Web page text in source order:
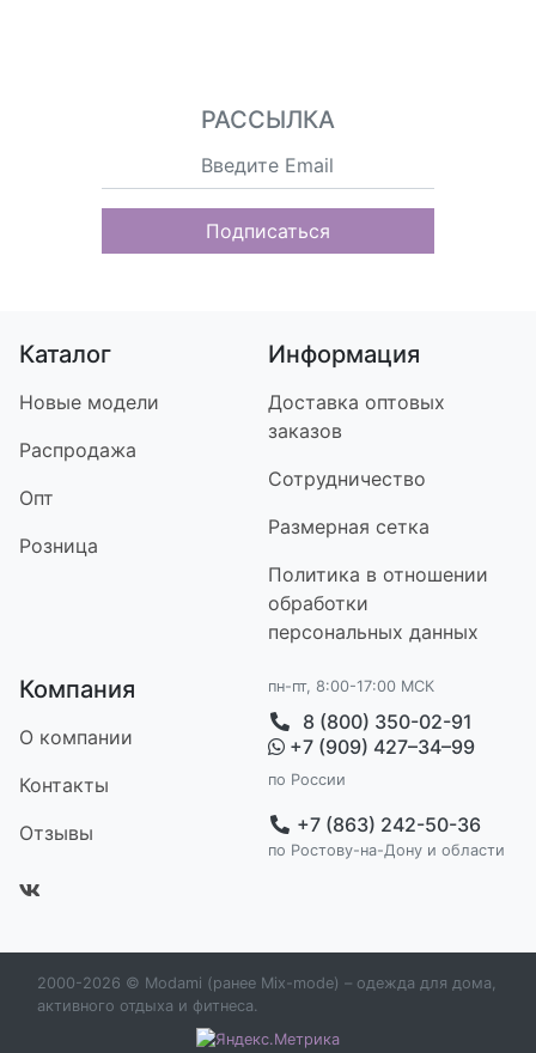
РАССЫЛКА
Подписаться
Каталог
Новые модели
Распродажа
Опт
Розница
Информация
Доставка оптовых
заказов
Сотрудничество
Размерная сетка
Политика в отношении
обработки
персональных данных
Компания
О компании
Контакты
Отзывы
пн-пт, 8:00-17:00 МСК
8 (800) 350-02-91
+7 (909) 427–34–99
по России
+7 (863) 242-50-36
по Ростову-на-Дону и области
2000-2026 © Modami (ранее Mix-mode) – одежда для дома,
активного отдыха и фитнеса.